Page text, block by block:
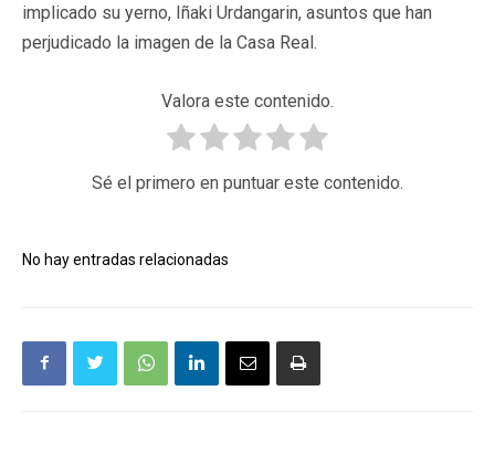
implicado su yerno, Iñaki Urdangarin, asuntos que han
perjudicado la imagen de la Casa Real.
Valora este contenido.
Sé el primero en puntuar este contenido.
No hay entradas relacionadas